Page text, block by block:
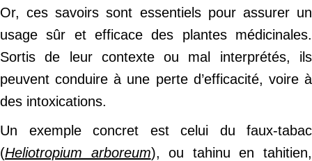
Or, ces savoirs sont essentiels pour assurer un
usage sûr et efficace des plantes médicinales.
Sortis de leur contexte ou mal interprétés, ils
peuvent conduire à une perte d’efficacité, voire à
des intoxications.
Un exemple concret est celui du faux-tabac
(Heliotropium arboreum), ou tahinu en tahitien,